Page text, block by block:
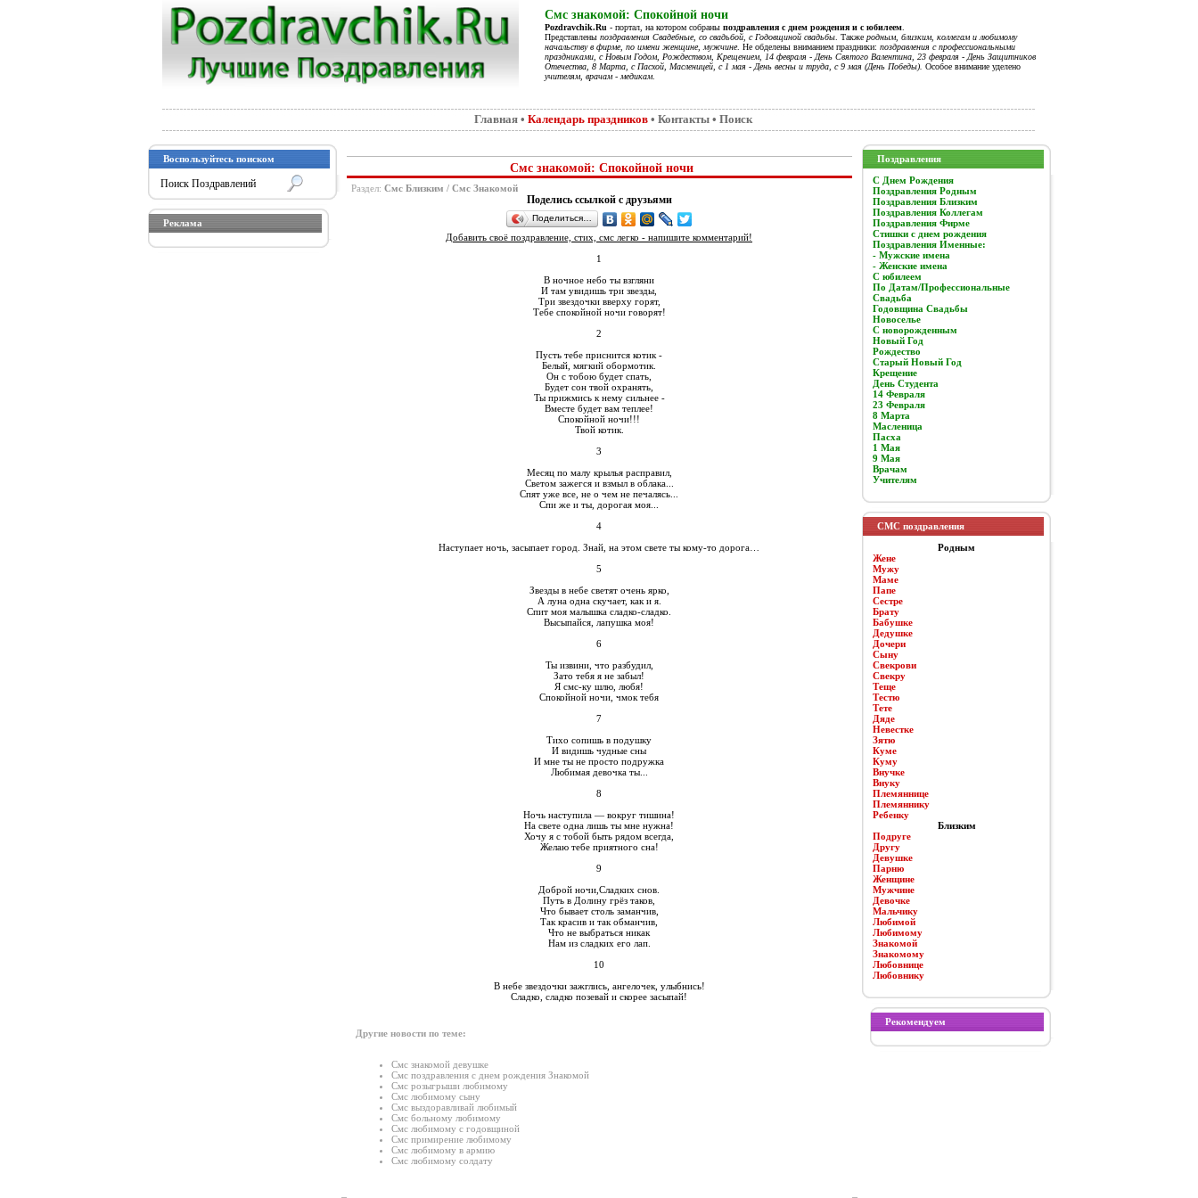
Смс знакомой: Спокойной ночи
Pozdravchik.Ru - портал, на котором собраны поздравления с днем рождения и с юбилеем
Представлены поздравления Свадебные, со свадьбой, с Годовщиной свадьбы . Также родным, близким, коллегам и любимому
начальству в фирме, по имени женщине, мужчине. Не обделены вниманием праздники: поздравления с профессиональными
праздниками, с Новым Годом, Рождеством, Крещением, 14 февраля - День Святого Валентина, 23 февраля - День Защитников
Отечества, 8 Марта, с Пасхой, Масленицей, с 1 мая - День весны и труда, с 9 мая (День Победы). Особое внимание уделено
учителям, врачам - медикам
Главная • Календарь праздников • Контакты • Поиск
Воспользуйтесь поиском
Реклама
Смс знакомой: Спокойной ночи
Раздел: Смс Близким / Смс Знакомой
Поделись ссылкой с друзьями
Поделиться…
Добавить своё поздравление, стих, смс легко - напишите комментарий!
1
В ночное небо ты взгляни
И там увидишь три звезды,
Три звездочки вверху горят,
Тебе спокойной ночи говорят!
2
Пусть тебе приснится котик -
Белый, мягкий обормотик.
Он с тобою будет спать,
Будет сон твой охранять,
Ты прижмись к нему сильнее -
Вместе будет вам теплее!
Спокойной ночи!!!
Твой котик.
3
Месяц по малу крылья расправил,
Светом зажегся и взмыл в облака...
Спят уже все, не о чем не печалясь...
Спи же и ты, дорогая моя...
4
Наступает ночь, засыпает город. Знай, на этом свете ты кому-то дорога…
5
Звезды в небе светят очень ярко,
А луна одна скучает, как и я.
Спит моя малышка сладко-сладко.
Высыпайся, лапушка моя!
6
Ты извини, что разбудил,
Зато тебя я не забыл!
Я смс-ку шлю, любя!
Спокойной ночи, чмок тебя
7
Тихо сопишь в подушку
И видишь чудные сны
И мне ты не просто подружка
Любимая девочка ты...
8
Ночь наступила — вокруг тишина!
На свете одна лишь ты мне нужна!
Хочу я с тобой быть рядом всегда,
Желаю тебе приятного сна!
9
Доброй ночи,Сладких снов.
Путь в Долину грёз таков,
Что бывает столь заманчив,
Так красив и так обманчив,
Что не выбраться никак
Нам из сладких его лап.
10
В небе звездочки зажглись, ангелочек, улыбнись!
Сладко, сладко позевай и скорее засыпай!
Другие новости по теме:
Смс знакомой девушке
Смс поздравления с днем рождения Знакомой
Смс розыгрыши любимому
Смс любимому сыну
Смс выздоравливай любимый
Смс больному любимому
Смс любимому с годовщиной
Смс примирение любимому
Смс любимому в армию
Смс любимому солдату
Поздравления
C Днем Рождения
Поздравления Родным
Поздравления Близким
Поздравления Коллегам
Поздравления Фирме
Стишки с днем рождения
Поздравления Именные:
- Мужские имена
- Женские имена
С юбилеем
По Датам/Профессиональные
Свадьба
Годовщина Свадьбы
Новоселье
С новорожденным
Новый Год
Рождество
Старый Новый Год
Крещение
День Студента
14 Февраля
23 Февраля
8 Марта
Масленица
Пасха
1 Мая
9 Мая
Врачам
Учителям
СМС поздравления
Родным
Жене
Мужу
Маме
Папе
Сестре
Брату
Бабушке
Дедушке
Дочери
Сыну
Свекрови
Свекру
Теще
Тестю
Тете
Дяде
Невестке
Зятю
Куме
Куму
Внучке
Внуку
Племяннице
Племяннику
Ребенку
Близким
Подруге
Другу
Девушке
Парню
Женщине
Мужчине
Девочке
Мальчику
Любимой
Любимому
Знакомой
Знакомому
Любовнице
Любовнику
Рекомендуем